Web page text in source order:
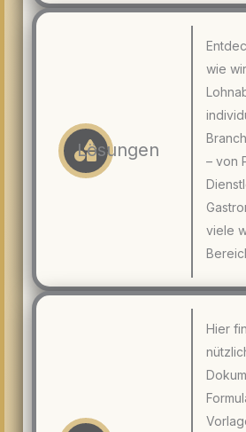
Lösungen
wie
– von
viele
Hier